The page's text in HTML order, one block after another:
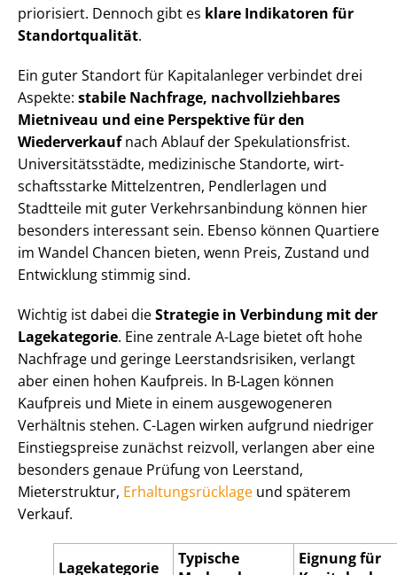
priorisiert. Dennoch gibt es klare Indikatoren für
Stand­ort­qua­li­tät.
Ein guter Standort für Kapitalanleger verbindet drei
Aspekte: stabile Nachfrage, nach­voll­zieh­ba­res
Mietniveau und eine Perspektive für den
Wiederverkaufnach Ablauf der Spe­ku­la­ti­ons­frist.
Uni­ver­si­täts­städ­te, medizinische Standorte, wirt­
schafts­star­ke Mittelzentren, Pendlerlagen und
Stadtteile mit guter Ver­kehrs­an­bin­dung können hier
besonders interessant sein. Ebenso können Quartiere
im Wandel Chancen bieten, wenn Preis, Zustand und
Entwicklung stimmig sind.
Wichtig ist dabei dieStrategie in Verbindung mit der
Lagekategorie. Eine zentrale A-Lage bietet oft hohe
Nachfrage und geringe Leer­stands­ri­si­ken, verlangt
aber einen hohen Kaufpreis. In B-Lagen können
Kaufpreis und Miete in einem ausgewogeneren
Verhältnis stehen. C-Lagen wirken aufgrund niedriger
Einstiegspreise zunächst reizvoll, verlangen aber eine
besonders genaue Prüfung von Leerstand,
Mieterstruktur, Er­hal­tungs­rück­la­ge und späterem
Verkauf.
Lagekategorie
Typische
Eignung für